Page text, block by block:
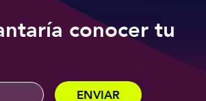
conocer tu